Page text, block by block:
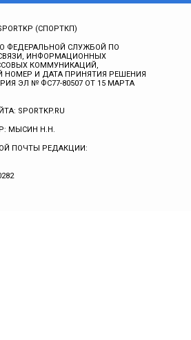
(СПОРТКП)
ФЕДЕРАЛЬНОЙ СЛУЖБОЙ ПО
ИНФОРМАЦИОННЫХ
КОММУНИКАЦИЙ,
НОМЕР И ДАТА ПРИНЯТИЯ РЕШЕНИЯ
ЭЛ № ФС77-80507 ОТ 15 МАРТА
SPORTKP.RU
МЫСИН Н.Н.
ПОЧТЫ РЕДАКЦИИ: